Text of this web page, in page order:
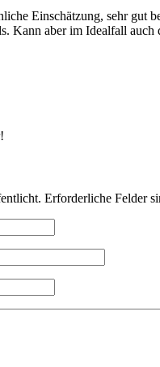
Einschätzung, sehr gut
Kann aber im Idealfall
Erforderliche Felder